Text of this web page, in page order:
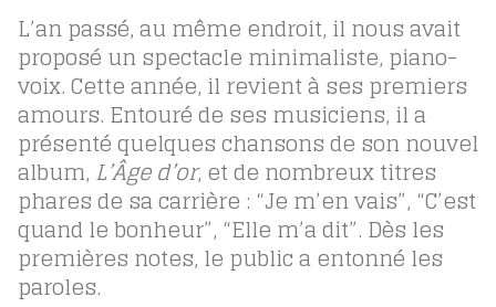
L’an passé, au même endroit, il nous avait
proposé un spectacle minimaliste, piano-
voix. Cette année, il revient à ses premiers
amours. Entouré de ses musiciens, il a
présenté quelques chansons de son nouvel
album, L’Âge d’or, et de nombreux titres
phares de sa carrière : “Je m’en vais”, “C’est
quand le bonheur”, “Elle m’a dit”. Dès les
premières notes, le public a entonné les
paroles.